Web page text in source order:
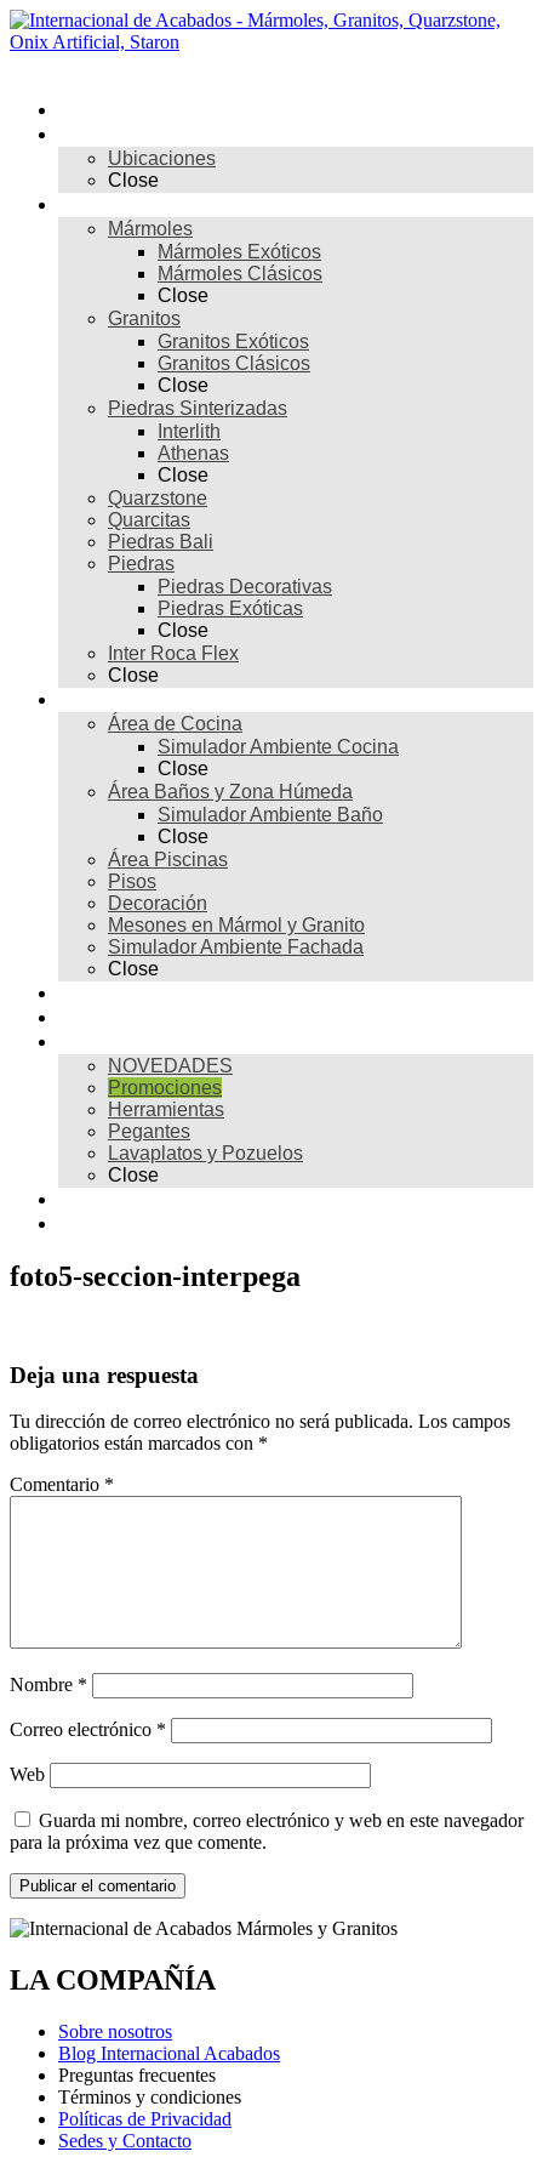
Skip
to
Ubicaciones
Close
Mármoles
Mármoles Exóticos
Mármoles Clásicos
Close
Granitos
Granitos Exóticos
Granitos Clásicos
Close
Piedras Sinterizadas
Interlith
Athenas
Close
Quarzstone
Quarcitas
Piedras Bali
Piedras
Piedras Decorativas
Piedras Exóticas
Close
Inter Roca Flex
Close
Área de Cocina
Simulador Ambiente Cocina
Close
Área Baños y Zona Húmeda
Simulador Ambiente Baño
Close
Área Piscinas
Pisos
Decoración
Mesones en Mármol y Granito
Simulador Ambiente Fachada
Close
NOVEDADES
Promociones
Herramientas
Pegantes
Lavaplatos y Pozuelos
Close
foto5-seccion-interpega
Deja una respuesta
Tu dirección de correo electrónico no será publicada. Los campos
obligatorios están marcados con *
Comentario *
Nombre *
Correo electrónico *
Web
Guarda mi nombre, correo electrónico y web en este navegador
para la próxima vez que comente.
LA COMPAÑÍA
Sobre nosotros
Blog Internacional Acabados
Preguntas frecuentes
Términos y condiciones
Políticas de Privacidad
Sedes y Contacto